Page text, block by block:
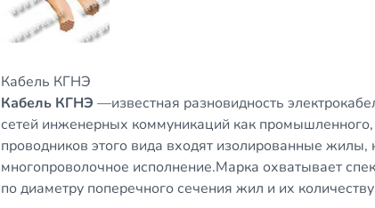
Кабель КГНЭ
Кабель КГНЭ —известная разновидность
сетей инженерных коммуникаций как
проводников этого вида входят изолированные
многопроволочное исполнение.Марка охватывает
по диаметру поперечного сечения жил и их